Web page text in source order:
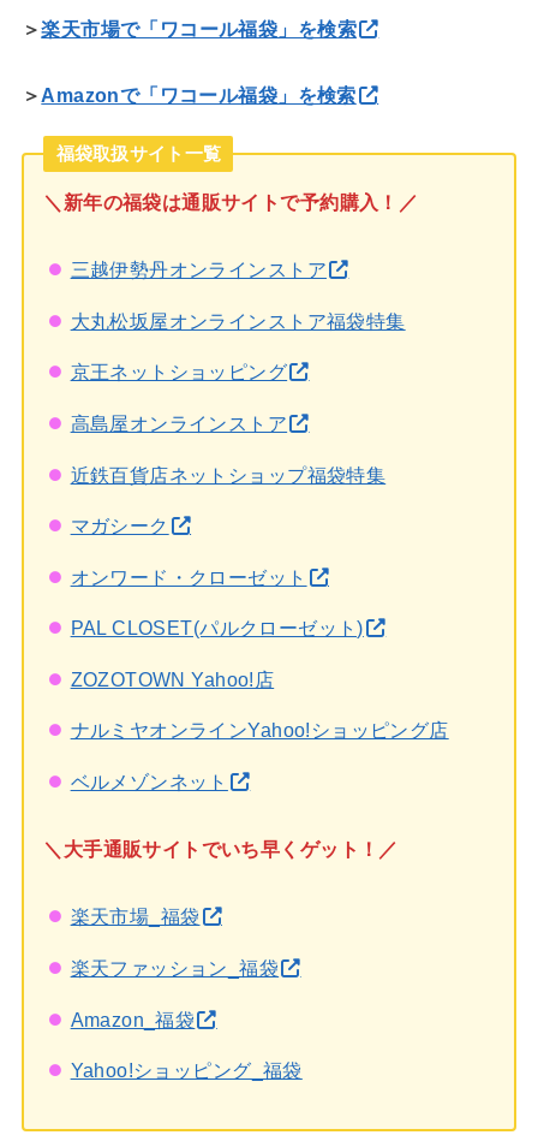
＞楽天市場で「ワコール福袋」を検索
＞ Amazonで「ワコール福袋」を検索
福袋取扱サイト一覧
＼新年の福袋は通販サイトで予約購入！／
三越伊勢丹オンラインストア
大丸松坂屋オンラインストア福袋特集
京王ネットショッピング
高島屋オンラインストア
近鉄百貨店ネットショップ福袋特集
マガシーク
オンワード・クローゼット
PAL CLOSET(パルクローゼット)
ZOZOTOWN Yahoo!店
ナルミヤオンラインYahoo!ショッピング店
ベルメゾンネット
＼大手通販サイトでいち早くゲット！／
楽天市場_福袋
楽天ファッション_福袋
Amazon_福袋
Yahoo!ショッピング_福袋